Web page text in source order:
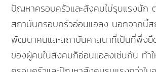
ปัญหาครอบครัวและสังคมไม่รุนแรงนัก
สถาบันครอบครัวอ่อนแอลง นอกจากนี้
พัฒนาคนและสถาบันศาสนาที่เป็นที่พึ่งยึ
ของผู้คนในสังคมก็อ่อนแอลงเช่นกัน ทำ